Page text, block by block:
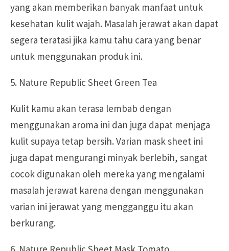
yang akan memberikan banyak manfaat untuk
kesehatan kulit wajah. Masalah jerawat akan dapat
segera teratasi jika kamu tahu cara yang benar
untuk menggunakan produk ini.
5. Nature Republic Sheet Green Tea
Kulit kamu akan terasa lembab dengan
menggunakan aroma ini dan juga dapat menjaga
kulit supaya tetap bersih. Varian mask sheet ini
juga dapat mengurangi minyak berlebih, sangat
cocok digunakan oleh mereka yang mengalami
masalah jerawat karena dengan menggunakan
varian ini jerawat yang mengganggu itu akan
berkurang.